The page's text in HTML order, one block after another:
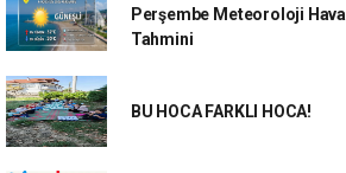
Perşembe Meteoroloji Hava
Tahmini
BU HOCA FARKLI HOCA!